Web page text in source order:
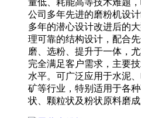
量低、耗能高等技术难题
公司多年先进的磨粉机设
多年的潜心设计改进后的
理可靠的结构设计，配合
磨、选粉、提升于一体，
完全满足客户需求，主要
水平。可广泛应用于水泥
矿等行业，特别适用于各
状、颗粒状及粉状原料磨